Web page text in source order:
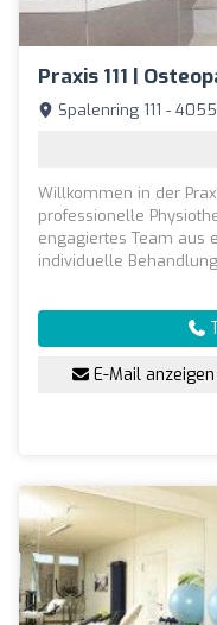
Praxis 111 |
Spalenring 111 -
Willkommen in der
professionelle
engagiertes Team aus
individuelle
E-Mail anzeigen